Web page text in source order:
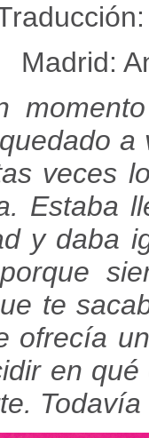
Madrid:
a
veces
Estaba
y daba
te
ofrecía
en